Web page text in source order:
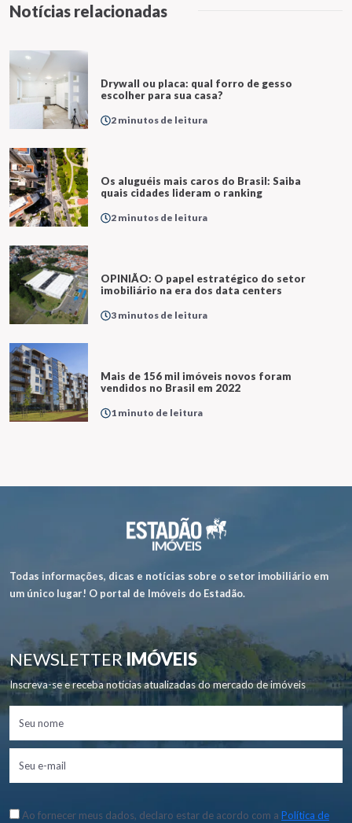
Notícias relacionadas
Drywall ou placa: qual forro de gesso
escolher para sua casa?
2 minutos de leitura
Os aluguéis mais caros do Brasil: Saiba
quais cidades lideram o ranking
2 minutos de leitura
OPINIÃO: O papel estratégico do setor
imobiliário na era dos data centers
3 minutos de leitura
Mais de 156 mil imóveis novos foram
vendidos no Brasil em 2022
1 minuto de leitura
Todas informações, dicas e notícias sobre o setor imobiliário em
um único lugar! O portal de Imóveis do Estadão.
NEWSLETTERIMÓVEIS
Inscreva-se e receba notícias atualizadas do mercado de imóveis
Ao fornecer meus dados, declaro estar de acordo com a Política de